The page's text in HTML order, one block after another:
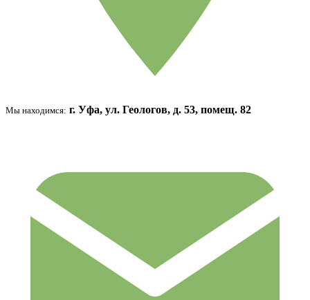
Мы находимся: г. Уфа, ул. Геологов, д. 53, помещ. 82